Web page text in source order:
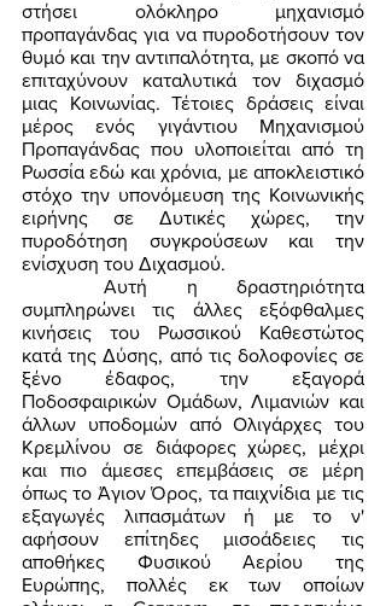
στήσει ολόκληρο μηχανισμό
προπαγάνδας για να πυροδοτήσουν τον
θυμό και την αντιπαλότητα, με σκοπό να
επιταχύνουν καταλυτικά τον διχασμό
μιας Κοινωνίας. Τέτοιες δράσεις είναι
μέρος ενός γιγάντιου Μηχανισμού
Προπαγάνδας που υλοποιείται από τη
Ρωσσία εδώ και χρόνια, με αποκλειστικό
στόχο την υπονόμευση της Κοινωνικής
ειρήνης σε Δυτικές χώρες, την
πυροδότηση συγκρούσεων και την
ενίσχυση του Διχασμού.
	Αυτή η δραστηριότητα
συμπληρώνει τις άλλες εξόφθαλμες
κινήσεις του Ρωσσικού Καθεστώτος
κατά της Δύσης, από τις δολοφονίες σε
ξένο έδαφος, την εξαγορά
Ποδοσφαιρικών Ομάδων, Λιμανιών και
άλλων υποδομών από Ολιγάρχες του
Κρεμλίνου σε διάφορες χώρες, μέχρι
και πιο άμεσες επεμβάσεις σε μέρη
όπως το Άγιον Όρος, τα παιχνίδια με τις
εξαγωγές λιπασμάτων ή με το ν'
αφήσουν επίτηδες μισοάδειες τις
αποθήκες Φυσικού Αερίου της
Ευρώπης, πολλές εκ των οποίων